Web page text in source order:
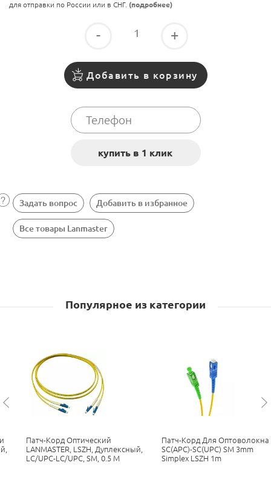
для отправки по России или в СНГ. (подробнее)
- +
Добавить в корзину
Задать вопрос Добавить в избранное
Все товары Lanmaster
Популярное из категории
Патч-Корд Оптический
LANMASTER, LSZH, Дуплексный,
LC/UPC-LC/UPC, SM, 0.5 М
Патч-Корд Для Оптоволокна
SC(APC)-SC(UPC) SM 3mm
Simplex LSZH 1m